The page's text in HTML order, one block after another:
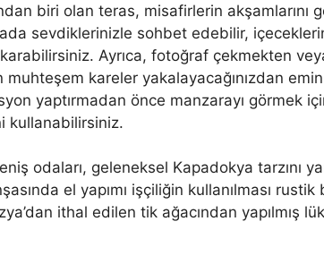
biri olan teras, misafirlerin
sevdiklerinizle sohbet edebilir,
Ayrıca, fotoğraf çekmekten
muhteşem kareler yakalayacağınızdan
yaptırmadan önce manzarayı görmek
kullanabilirsiniz.
odaları, geleneksel Kapadokya tarzını
el yapımı işçiliğin kullanılması
ithal edilen tik ağacından yapılmış